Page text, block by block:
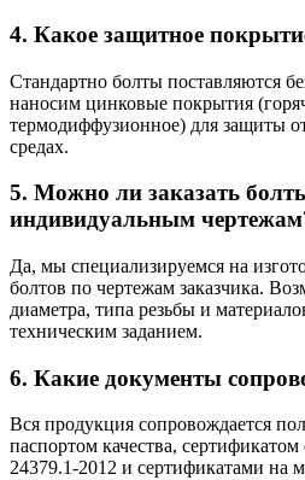
4. Какое защитное
Стандартно болты поставляются
наносим цинковые покрытия
термодиффузионное) для защиты
средах.
5. Можно ли заказать
индивидуальным
Да, мы специализируемся на
болтов по чертежам заказчика.
диаметра, типа резьбы и
техническим заданием.
6. Какие документы
Вся продукция сопровождается
паспортом качества,
24379.1-2012 и сертификатами на